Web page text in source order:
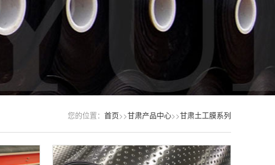
您的位置： 首页>>甘肃产品中心>>甘肃土工膜系列